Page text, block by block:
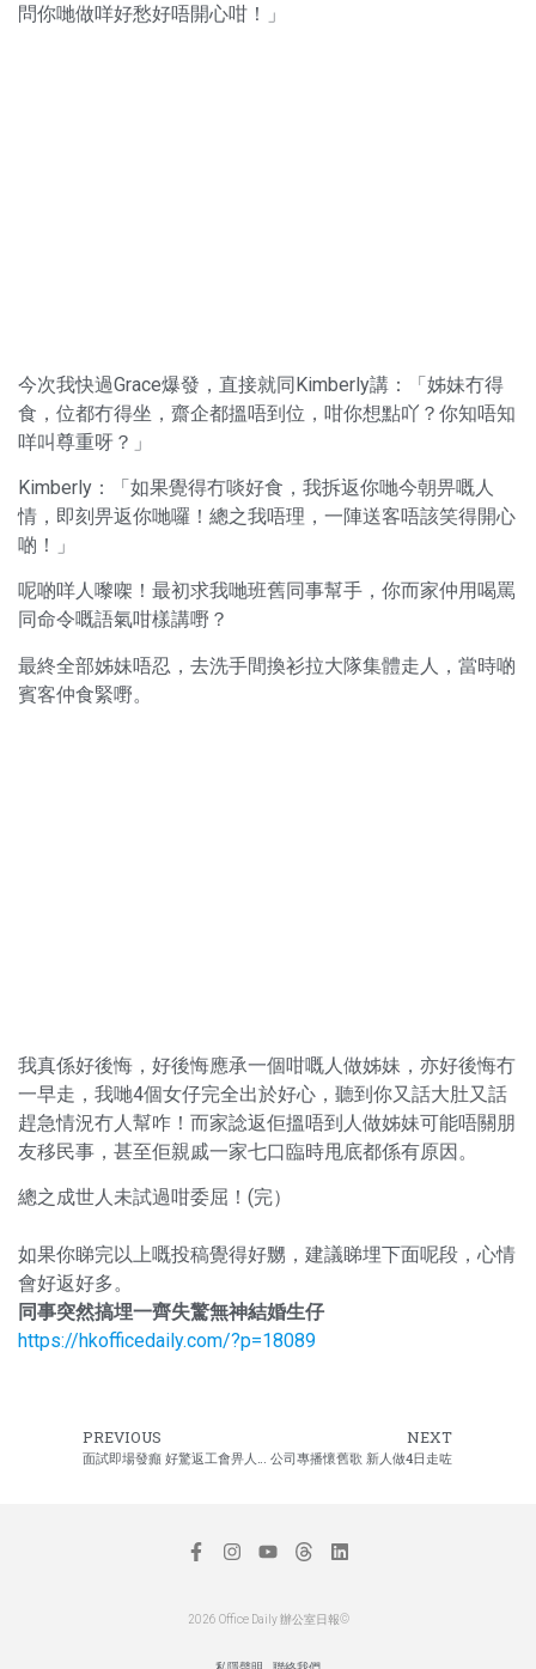
問你哋做咩好愁好唔開心咁！」
今次我快過Grace爆發，直接就同Kimberly講：「姊妹冇得
食，位都冇得坐，齋企都搵唔到位，咁你想點吖？你知唔知
咩叫尊重呀？」
Kimberly：「如果覺得冇啖好食，我拆返你哋今朝畀嘅人
情，即刻畀返你哋囉！總之我唔理，一陣送客唔該笑得開心
啲！」
呢啲咩人嚟㗎！最初求我哋班舊同事幫手，你而家仲用喝罵
同命令嘅語氣咁樣講嘢？
最終全部姊妹唔忍，去洗手間換衫拉大隊集體走人，當時啲
賓客仲食緊嘢。
我真係好後悔，好後悔應承一個咁嘅人做姊妹，亦好後悔冇
一早走，我哋4個女仔完全出於好心，聽到你又話大肚又話
趕急情況冇人幫咋！而家諗返佢搵唔到人做姊妹可能唔關朋
友移民事，甚至佢親戚一家七口臨時甩底都係有原因。
總之成世人未試過咁委屈！(完）
如果你睇完以上嘅投稿覺得好嬲，建議睇埋下面呢段，心情
會好返好多。
同事突然搞埋一齊失驚無神結婚生仔
https://hkofficedaily.com/?p=18089
PREVIOUS
面試即場發癲 好驚返工會畀人斬
NEXT
公司專播懷舊歌 新人做4日走咗
2026 Office Daily 辦公室日報©